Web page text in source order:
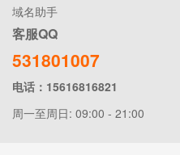
域名助手
客服QQ
531801007
电话：15616816821
周一至周日: 09:00 - 21:00